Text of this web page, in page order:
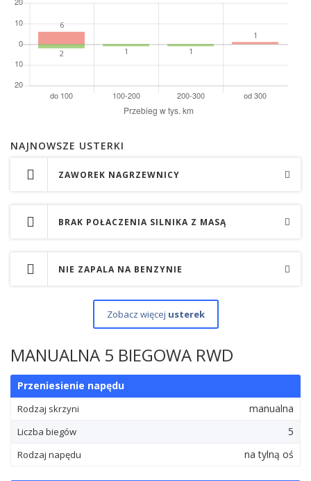
NAJNOWSZE USTERKI
ZAWOREK NAGRZEWNICY
BRAK POŁACZENIA SILNIKA Z MASĄ
NIE ZAPALA NA BENZYNIE
Zobacz więcej usterek
MANUALNA 5 BIEGOWA RWD
Przeniesienie napędu
Rodzaj skrzyni manualna
Liczba biegów 5
Rodzaj napędu na tylną oś